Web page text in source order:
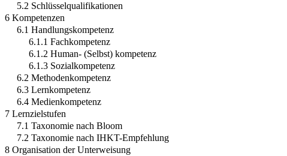
5.2 Schlüsselqualifikationen
6 Kompetenzen
6.1 Handlungskompetenz
6.1.1 Fachkompetenz
6.1.2 Human- (Selbst) kompetenz
6.1.3 Sozialkompetenz
6.2 Methodenkompetenz
6.3 Lernkompetenz
6.4 Medienkompetenz
7 Lernzielstufen
7.1 Taxonomie nach Bloom
7.2 Taxonomie nach IHKT-Empfehlung
8 Organisation der Unterweisung